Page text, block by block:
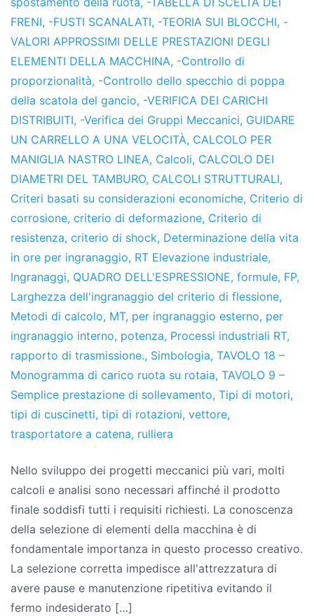
FRENI, -FUSTI SCANALATI, -TEORIA SUI BLOCCHI, -
VALORI APPROSSIMI DELLE PRESTAZIONI DEGLI
ELEMENTI DELLA MACCHINA, -Controllo di
proporzionalità, -Controllo dello specchio di poppa
della scatola del gancio, -VERIFICA DEI CARICHI
DISTRIBUITI, -Verifica dei Gruppi Meccanici, GUIDARE
UN CARRELLO A UNA VELOCITÀ, CALCOLO PER
MANIGLIA NASTRO LINEA, Calcoli, CALCOLO DEI
DIAMETRI DEL TAMBURO, CALCOLI STRUTTURALI,
Criteri basati su considerazioni economiche, Criterio di
corrosione, criterio di deformazione, Criterio di
resistenza, criterio di shock, Determinazione della vita
in ore per ingranaggio, RT Elevazione industriale,
Ingranaggi, QUADRO DELL'ESPRESSIONE, formule, FP,
Larghezza dell'ingranaggio del criterio di flessione,
Metodi di calcolo, MT, per ingranaggio esterno, per
ingranaggio interno, potenza, Processi industriali RT,
rapporto di trasmissione., Simbologia, TAVOLO 18 –
Monogramma di carico ruota su rotaia, TAVOLO 9 –
Semplice prestazione di sollevamento, Tipi di motori,
tipi di cuscinetti, tipi di rotazioni, vettore,
trasportatore a catena, rulliera
Nello sviluppo dei progetti meccanici più vari, molti
calcoli e analisi sono necessari affinché il prodotto
finale soddisfi tutti i requisiti richiesti. La conoscenza
della selezione di elementi della macchina è di
fondamentale importanza in questo processo creativo.
La selezione corretta impedisce all'attrezzatura di
avere pause e manutenzione ripetitiva evitando il
fermo indesiderato […]